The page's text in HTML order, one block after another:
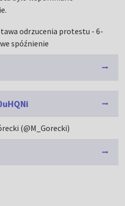
odrzucenia protestu - 6-
spóźnienie
(@M_Gorecki)